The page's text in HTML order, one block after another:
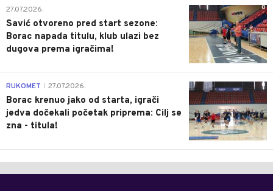
0
27.07.2026.
Savić otvoreno pred start sezone:
Borac napada titulu, klub ulazi bez
dugova prema igračima!
0
RUKOMET 27.07.2026.
Borac krenuo jako od starta, igrači
jedva dočekali početak priprema: Cilj se
zna - titula!